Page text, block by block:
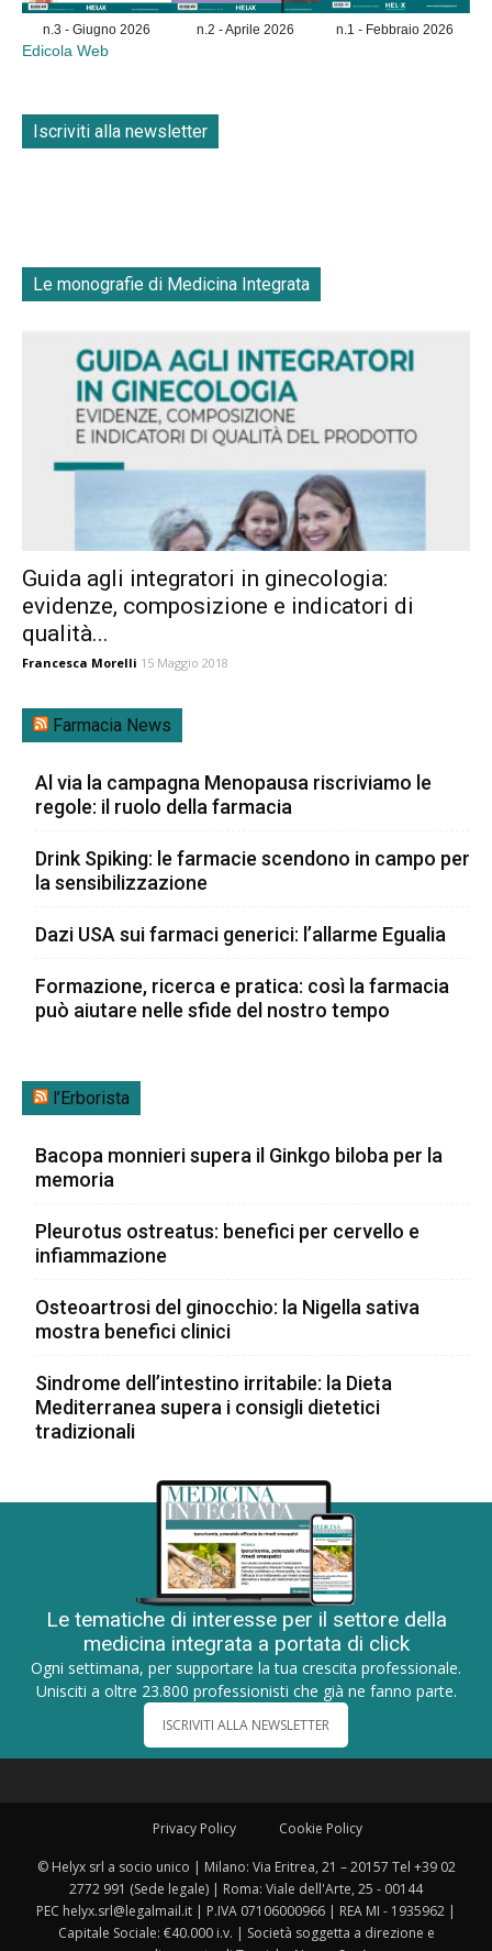
n.3 - Giugno 2026 n.2 - Aprile 2026 n.1 - Febbraio 2026
Edicola Web
Iscriviti alla newsletter
Le monografie di Medicina Integrata
Guida agli integratori in ginecologia:
evidenze, composizione e indicatori di
qualità...
Francesca Morelli 15 Maggio 2018
Farmacia News
Al via la campagna Menopausa riscriviamo le
regole: il ruolo della farmacia
Drink Spiking: le farmacie scendono in campo per
la sensibilizzazione
Dazi USA sui farmaci generici: l’allarme Egualia
Formazione, ricerca e pratica: così la farmacia
può aiutare nelle sfide del nostro tempo
l’Erborista
Bacopa monnieri supera il Ginkgo biloba per la
memoria
Pleurotus ostreatus: benefici per cervello e
infiammazione
Osteoartrosi del ginocchio: la Nigella sativa
mostra benefici clinici
Sindrome dell’intestino irritabile: la Dieta
Mediterranea supera i consigli dietetici
tradizionali
Le tematiche di interesse per il settore della
medicina integrata a portata di click
Ogni settimana, per supportare la tua crescita professionale.
Unisciti a oltre 23.800 professionisti che già ne fanno parte.
ISCRIVITI ALLA NEWSLETTER
Privacy Policy Cookie Policy
© Helyx srl a socio unico | Milano: Via Eritrea, 21 – 20157 Tel +39 02
2772 991 (Sede legale) | Roma: Viale dell'Arte, 25 - 00144
PEC helyx.srl@legalmail.it | P.IVA 07106000966 | REA MI - 1935962 |
Capitale Sociale: €40.000 i.v. | Società soggetta a direzione e